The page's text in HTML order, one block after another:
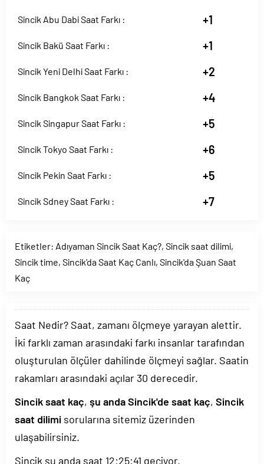
Sincik Abu Dabi Saat Farkı : +1
Sincik Bakü Saat Farkı : +1
Sincik Yeni Delhi Saat Farkı : +2
Sincik Bangkok Saat Farkı : +4
Sincik Singapur Saat Farkı : +5
Sincik Tokyo Saat Farkı : +6
Sincik Pekin Saat Farkı : +5
Sincik Sdney Saat Farkı : +7
Etiketler: Adıyaman Sincik Saat Kaç?, Sincik saat dilimi,
Sincik time, Sincik'da Saat Kaç Canlı, Sincik'da Şuan Saat
Kaç
Saat Nedir? Saat, zamanı ölçmeye yarayan alettir.
İki farklı zaman arasındaki farkı insanlar tarafından
oluşturulan ölçüler dahilinde ölçmeyi sağlar. Saatin
rakamları arasındaki açılar 30 derecedir.
Sincik saat kaç, şu anda Sincik'de saat kaç, Sincik
saat dilimi sorularına sitemiz üzerinden
ulaşabilirsiniz.
Sincik şu anda saat 12:25:41 geçiyor.